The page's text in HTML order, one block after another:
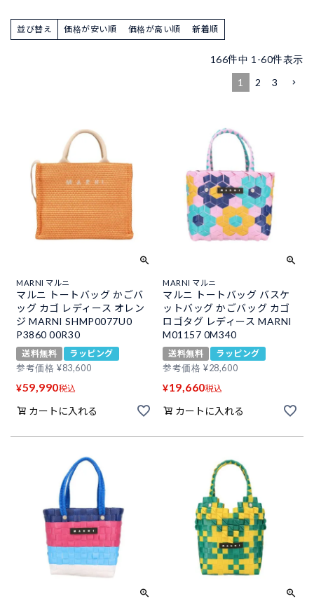
並び替え 価格が安い順 価格が高い順 新着順
166件中 1 -60件表示
1
2 3
MARNI マルニ
マルニ トートバッグ かごバ
ッグ カゴ レディース オレン
ジ MARNI SHMP0077U0
P3860 00R30
送料無料
ラッピング
参考価格 ¥83,600
¥59,990税込
カートに入れる
MARNI マルニ
マルニ トートバッグ バスケ
ットバッグ かごバッグ カゴ
ロゴタグ レディース MARNI
M01157 0M340
送料無料
ラッピング
参考価格 ¥28,600
¥19,660税込
カートに入れる